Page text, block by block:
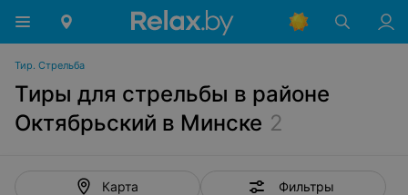
Тир. Стрельба
Тиры для стрельбы в районе
Октябрьский в Минске 2
Карта Фильтры